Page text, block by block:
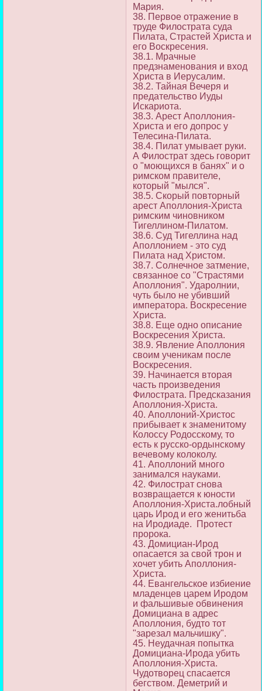
Мария.
38. Первое отражение в
труде Филострата суда
Пилата, Страстей Христа и
его Воскресения.
38.1. Мрачные
предзнаменования и вход
Христа в Иерусалим.
38.2. Тайная Вечеря и
предательство Иуды
Искариота.
38.3. Арест Аполлония-
Христа и его допрос у
Телесина-Пилата.
38.4. Пилат умывает руки.
А Филострат здесь говорит
о "моющихся в банях" и о
римском правителе,
который "мылся".
38.5. Скорый повторный
арест Аполлония-Христа
римским чиновником
Тигеллином-Пилатом.
38.6. Суд Тигеллина над
Аполлонием - это суд
Пилата над Христом.
38.7. Солнечное затмение,
связанное со "Страстями
Аполлония". Ударолнии,
чуть было не убивший
императора. Воскресение
Христа.
38.8. Еще одно описание
Воскресения Христа.
38.9. Явление Аполлония
своим ученикам после
Воскресения.
39. Начинается вторая
часть произведения
Филострата. Предсказания
Аполлония-Христа.
40. Аполлоний-Христос
прибывает к знаменитому
Колоссу Родосскому, то
есть к русско-ордынскому
вечевому колоколу.
41. Аполлоний много
занимался науками.
42. Филострат снова
возвращается к юности
Аполлония-Христа.лобный
царь Ирод и его женитьба
на Иродиаде. Протест
пророка.
43. Домициан-Ирод
опасается за свой трон и
хочет убить Аполлония-
Христа.
44. Евангельское избиение
младенцев царем Иродом
и фальшивые обвинения
Домициана в адрес
Аполлония, будто тот
"зарезал мальчишку".
45. Неудачная попытка
Домициана-Ирода убить
Аполлония-Христа.
Чудотворец спасается
бегством. Деметрий и